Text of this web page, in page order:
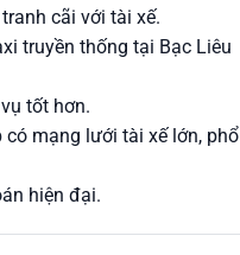
cãi với tài xế.
truyền thống tại Bạc Liêu
tốt hơn.
có mạng lưới tài xế lớn, phổ
hiện đại.